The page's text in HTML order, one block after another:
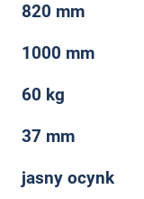
820 mm
1000 mm
60 kg
37 mm
jasny ocynk